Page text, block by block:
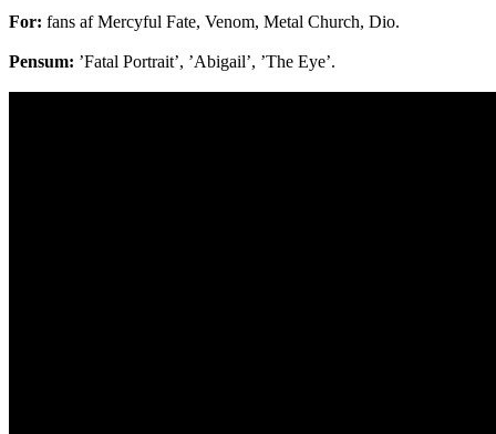
For: fans af Mercyful Fate, Venom, Metal Church, Dio.
Pensum: ’Fatal Portrait’, ’Abigail’, ’The Eye’.